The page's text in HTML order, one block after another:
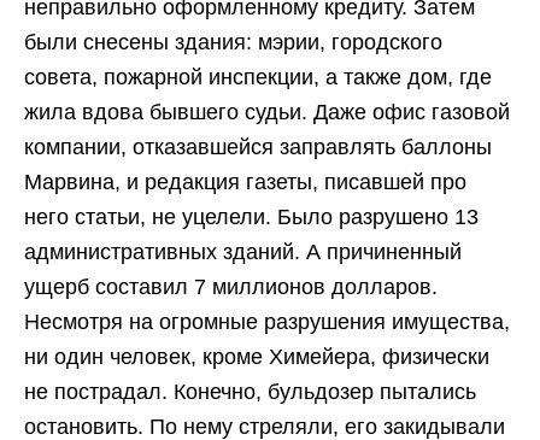
неправильно оформленному кредиту. Затем
были снесены здания: мэрии, городского
совета, пожарной инспекции, а также дом, где
жила вдова бывшего судьи. Даже офис газовой
компании, отказавшейся заправлять баллоны
Марвина, и редакция газеты, писавшей про
него статьи, не уцелели. Было разрушено 13
административных зданий. А причиненный
ущерб составил 7 миллионов долларов.
Несмотря на огромные разрушения имущества,
ни один человек, кроме Химейера, физически
не пострадал. Конечно, бульдозер пытались
остановить. По нему стреляли, его закидывали